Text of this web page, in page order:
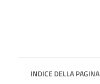
INDICE DELLA PAGINA